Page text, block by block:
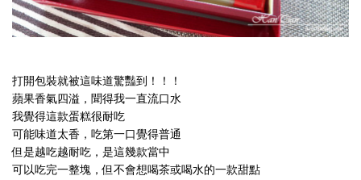
打開包裝就被這味道驚豔到！！！
蘋果香氣四溢，聞得我一直流口水
我覺得這款蛋糕很耐吃
可能味道太香，吃第一口覺得普通
但是越吃越耐吃，是這幾款當中
可以吃完一整塊，但不會想喝茶或喝水的一款甜點